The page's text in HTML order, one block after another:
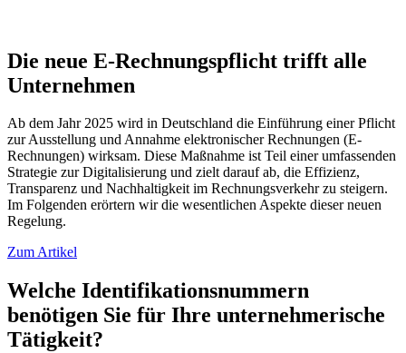
Die neue E-Rechnungspflicht trifft alle
Unternehmen
Ab dem Jahr 2025 wird in Deutschland die Einführung einer Pflicht
zur Ausstellung und Annahme elektronischer Rechnungen (E-
Rechnungen) wirksam. Diese Maßnahme ist Teil einer umfassenden
Strategie zur Digitalisierung und zielt darauf ab, die Effizienz,
Transparenz und Nachhaltigkeit im Rechnungsverkehr zu steigern.
Im Folgenden erörtern wir die wesentlichen Aspekte dieser neuen
Regelung.
Zum Artikel
Welche Identifikationsnummern
benötigen Sie für Ihre unternehmerische
Tätigkeit?